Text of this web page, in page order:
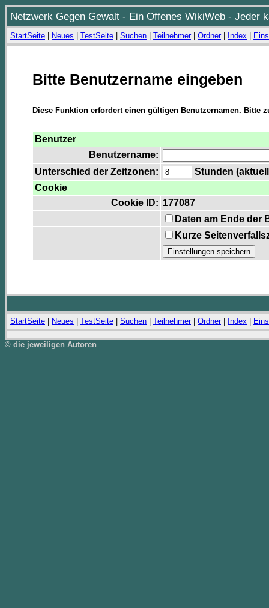
Netzwerk Gegen Gewalt - Ein Offenes WikiWeb - Jeder
StartSeite Neues TestSeite Suchen Teilnehmer| Ordner| Index
Bitte Benutzername eingeben
Diese Funktion erfordert einen gültigen Benutzernamen. Bitte
Benutzer
Benutzername:
Unterschied der Zeitzonen:
Stunden
Cookie
Cookie ID: 177087
Daten am Ende der
Kurze
StartSeite Neues TestSeite Suchen Teilnehmer| Ordner| Index
© die jeweiligen Autoren